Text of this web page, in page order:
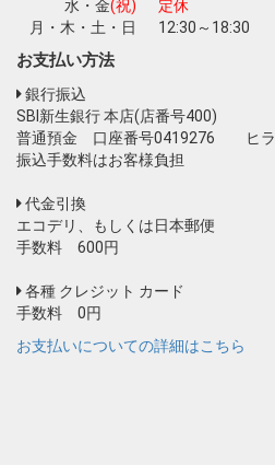
水・金(祝)
定休
月・木・土・日
12:30～18:30
お支払い方法
銀行振込
SBI新生銀行 本店(店番号400)
普通預金 口座番号0419276 ヒ
振込手数料はお客様負担
代金引換
エコデリ、もしくは日本郵便
手数料 600円
各種 クレジット カード
手数料 0円
お支払いについての詳細はこちら